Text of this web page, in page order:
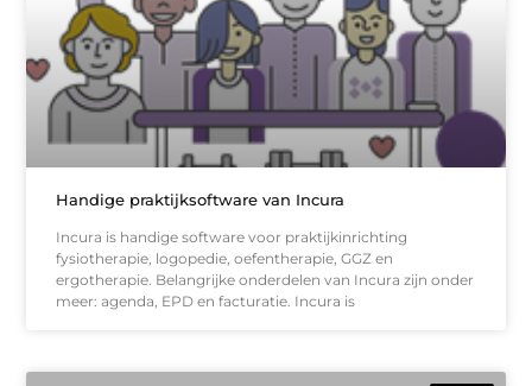
Handige praktijksoftware van Incura
Incura is handige software voor praktijkinrichting
fysiotherapie, logopedie, oefentherapie, GGZ en
ergotherapie. Belangrijke onderdelen van Incura zijn onder
meer: agenda, EPD en facturatie. Incura is